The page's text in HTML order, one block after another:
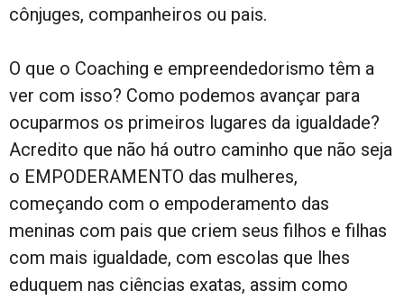
cônjuges, companheiros ou pais.
O que o Coaching e empreendedorismo têm a
ver com isso? Como podemos avançar para
ocuparmos os primeiros lugares da igualdade?
Acredito que não há outro caminho que não seja
o EMPODERAMENTO das mulheres,
começando com o empoderamento das
meninas com pais que criem seus filhos e filhas
com mais igualdade, com escolas que lhes
eduquem nas ciências exatas, assim como